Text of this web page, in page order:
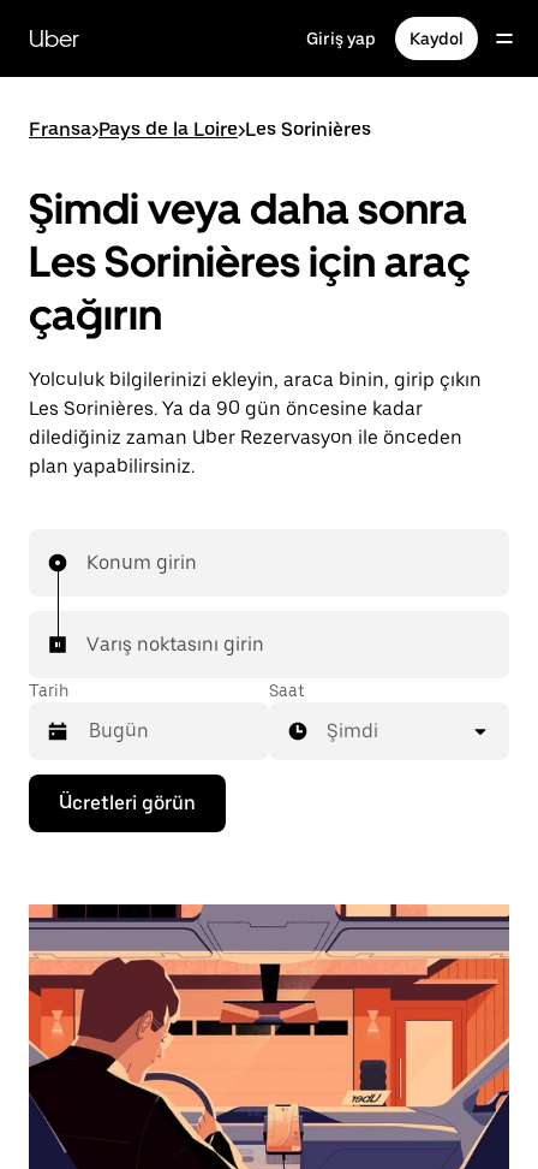
içeriğe
gidinUber Giriş yap Kaydol
Fransa>Pays de la Loire>Les Sorinières
Şimdi veya daha sonra
Les Sorinières için araç
çağırın
Yolculuk bilgilerinizi ekleyin, araca binin, girip çıkın
Les Sorinières. Ya da 90 gün öncesine kadar
dilediğiniz zaman Uber Rezervasyon ile önceden
plan yapabilirsiniz.
Konum girin
Varış noktasını girin
Tarih
Takvimle
etkileşime
geçmek
seçmek
aşağı
ok
tuşuna
basın.
Takvimi
kapatmak
için
escape
tuşuna
basın.
Saat
Şimdi
Ücretleri görün